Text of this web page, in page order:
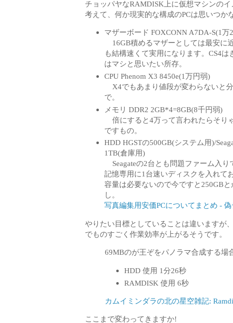
チョッパヤなRAMDISK上に仮想マシンの
考えて、何か現実的な構成のPCは思いつか
マザーボード FOXCONN A7DA-S(1万
16GB積めるマザーとしては最安に
も結構速くて実用になります。CS4
はマシと思いたい所存。
CPU Phenom X3 8450e(1万円弱)
X4でもあまり値段が変わらないと
で。
メモリ DDR2 2GB*4=8GB(8千円弱)
倍にすると4万って言われたらそり
ですもの。
HDD HGSTの500GB(システム用)/
1TB(倉庫用)
Seagateの2台とも問題ファーム入
記憶専用に1台速いディスクを入れて
容量は必要ないので今ですと250GB
し。
写真編集用安価PCについてまとめ -
やりたい目標としていることは違いますが
でものすごく作業効率が上がるそうです。
69MBのが王ぞをパノラマ合成する場
HDD 使用 1分26秒
RAMDISK 使用 6秒
カムイミンダラの北の星空雑記:
ここまで変わってきますか!